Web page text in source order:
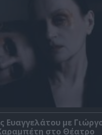
Ευαγγελάτου με
στο Θέατρο